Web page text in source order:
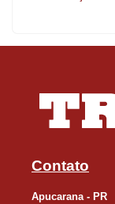
Contato
Apucarana - PR